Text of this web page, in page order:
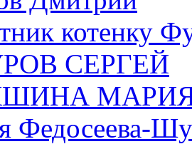
котенку
СЕРГЕЙ
Федосеева-